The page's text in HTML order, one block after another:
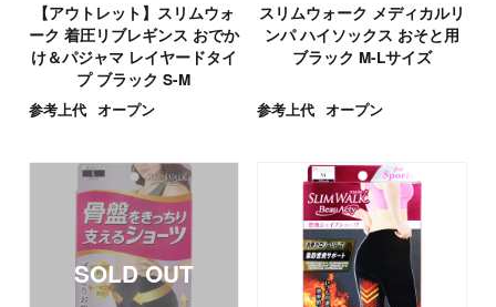
【アウトレット】スリムウォ
ーク 着圧リブレギンス おでか
け＆パジャマ レイヤードタイ
プ ブラック S-M
参考上代 オープン
スリムウォーク メディカルリ
ンパ ハイソックス おそと用
ブラック M-Lサイズ
参考上代 オープン